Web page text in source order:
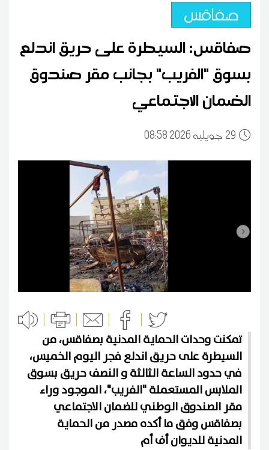
صفاقس
صفاقس: السيطرة على حريق اندلع
بسوق "الفريب" بجانب مقر صندوق
الضمان الاجتماعي
29 08:58 2026 جويلية
تمكنت وحدات الحماية المدنية بصفاقس، من
السيطرة على حريق اندلع فجر اليوم الخميس،
في حدود الساعة الثالثة و النصف حريق بسوق
الملابس المستعملة "الفريب"، الموجود وراء
مقر الصندوق الوطني للضمان الاجتماعي
بصفاقس وفق ما أكده مصدر من الحماية
المدنية للديوان أف أم